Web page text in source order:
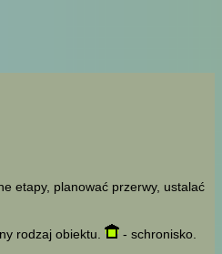
etapy, planować przerwy, ustalać
rodzaj obiektu.
- schronisko.